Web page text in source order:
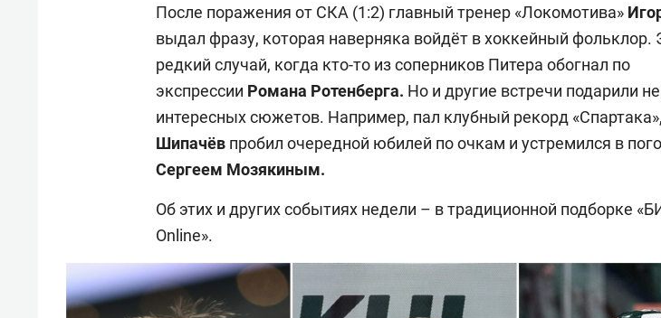
После поражения от СКА (1:2) главный тренер «Локомотива»
выдал фразу, которая наверняка войдёт в хоккейный фольклор.
редкий случай, когда кто-то из соперников Питера обогнал по
экспрессии Романа Ротенберга. Но и другие встречи подарили
интересных сюжетов. Например, пал клубный рекорд
Шипачёв пробил очередной юбилей по очкам и устремился в
Сергеем Мозякиным.
Об этих и других событиях недели – в традиционной подборке
Online».